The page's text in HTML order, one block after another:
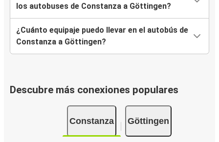
los autobuses de Constanza a Göttingen?
¿Cuánto equipaje puedo llevar en el autobús de
Constanza a Göttingen?
Descubre más conexiones populares
Constanza Göttingen